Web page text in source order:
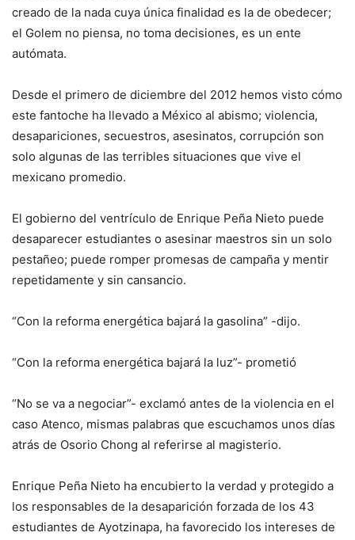
creado de la nada cuya única finalidad es la de obedecer;
el Golem no piensa, no toma decisiones, es un ente
autómata.
Desde el primero de diciembre del 2012 hemos visto cómo
este fantoche ha llevado a México al abismo; violencia,
desapariciones, secuestros, asesinatos, corrupción son
solo algunas de las terribles situaciones que vive el
mexicano promedio.
El gobierno del ventrículo de Enrique Peña Nieto puede
desaparecer estudiantes o asesinar maestros sin un solo
pestañeo; puede romper promesas de campaña y mentir
repetidamente y sin cansancio.
“Con la reforma energética bajará la gasolina” -dijo.
“Con la reforma energética bajará la luz”- prometió
“No se va a negociar”- exclamó antes de la violencia en el
caso Atenco, mismas palabras que escuchamos unos días
atrás de Osorio Chong al referirse al magisterio.
Enrique Peña Nieto ha encubierto la verdad y protegido a
los responsables de la desaparición forzada de los 43
estudiantes de Ayotzinapa, ha favorecido los intereses de